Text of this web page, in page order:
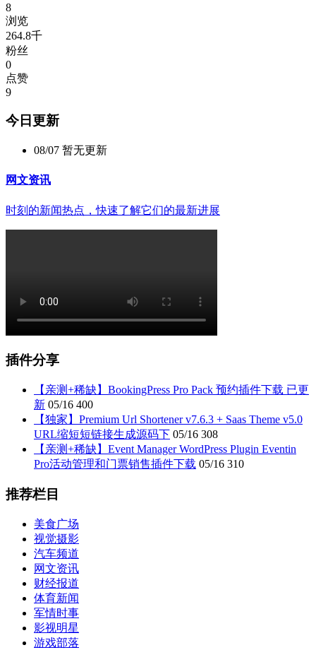
8
浏览
264.8千
粉丝
0
点赞
9
今日更新
08/07 暂无更新
网文资讯
时刻的新闻热点，快速了解它们的最新进展
插件分享
【亲测+稀缺】BookingPress Pro Pack 预约插件下载 已更
新 05/16 400
【独家】Premium Url Shortener v7.6.3 + Saas Theme v5.0
URL缩短短链接生成源码下 05/16 308
【亲测+稀缺】Event Manager WordPress Plugin Eventin
Pro活动管理和门票销售插件下载 05/16 310
推荐栏目
美食广场
视觉摄影
汽车频道
网文资讯
财经报道
体育新闻
军情时事
影视明星
游戏部落